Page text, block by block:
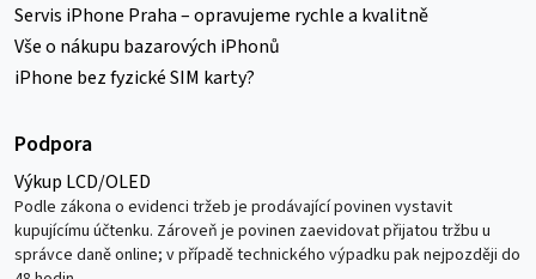
Servis iPhone Praha – opravujeme rychle a kvalitně
Vše o nákupu bazarových iPhonů
iPhone bez fyzické SIM karty?
Podpora
Výkup LCD/OLED
Podle zákona o evidenci tržeb je prodávající povinen vystavit
kupujícímu účtenku. Zároveň je povinen zaevidovat přijatou tržbu u
správce daně online; v případě technického výpadku pak nejpozději do